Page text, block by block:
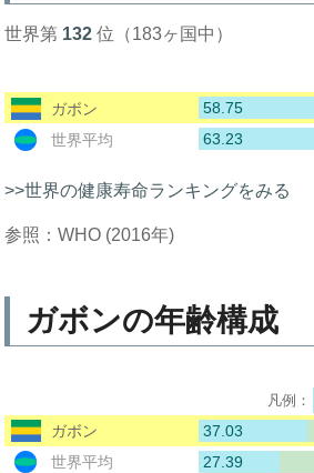
世界第 132 位（183ヶ国中）
ガボン
58.75
世界平均
63.23
>>世界の健康寿命ランキングをみる
参照：WHO (2016年)
ガボンの年齢構成
ガボン 37.03
世界平均
27.39